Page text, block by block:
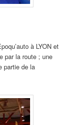
à LYON et
par la route ; une
partie de la